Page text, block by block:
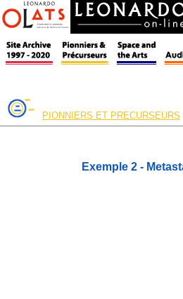
PIONNIERS ET PRECURSEURS
Exemple 2 -